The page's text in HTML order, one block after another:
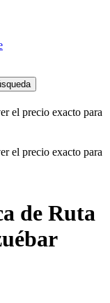
el precio exacto para
el precio exacto para
de Ruta